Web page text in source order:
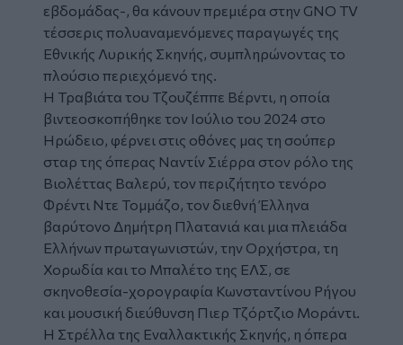
εβδομάδας-, θα κάνουν πρεμιέρα στην GNO TV
τέσσερις πολυαναμενόμενες παραγωγές της
Εθνικής Λυρικής Σκηνής, συμπληρώνοντας το
πλούσιο περιεχόμενό της.
Η Τραβιάτα του Τζουζέππε Βέρντι, η οποία
βιντεοσκοπήθηκε τον Ιούλιο του 2024 στο
Ηρώδειο, φέρνει στις οθόνες μας τη σούπερ
σταρ της όπερας Ναντίν Σιέρρα στον ρόλο της
Βιολέττας Βαλερύ, τον περιζήτητο τενόρο
Φρέντι Ντε Τομμάζο, τον διεθνή Έλληνα
βαρύτονο Δημήτρη Πλατανιά και μια πλειάδα
Ελλήνων πρωταγωνιστών, την Ορχήστρα, τη
Χορωδία και το Μπαλέτο της ΕΛΣ, σε
σκηνοθεσία-χορογραφία Κωνσταντίνου Ρήγου
και μουσική διεύθυνση Πιερ Τζόρτζιο Μοράντι.
Η Στρέλλα της Εναλλακτικής Σκηνής, η όπερα